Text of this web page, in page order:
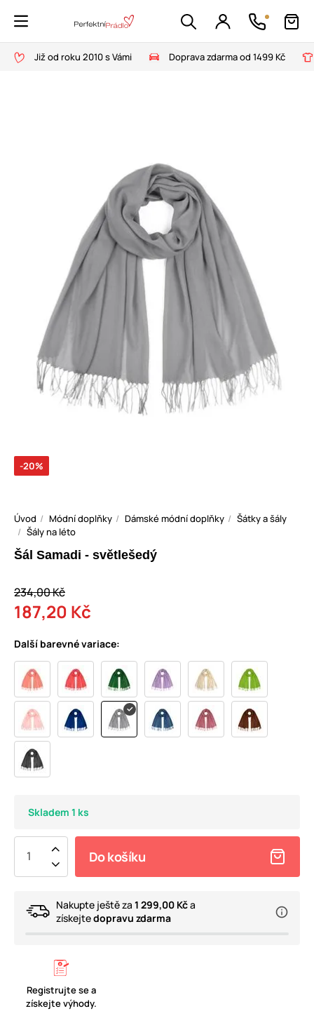
Již od roku 2010 s Vámi Doprava zdarma od 1499 Kč
-20%
Úvod Módní doplňky Dámské módní doplňky
Šátky a šály
Šály na léto
Šál Samadi - světlešedý
234,00 Kč
187,20 Kč
Další barevné variace:
Skladem 1 ks
Do košíku
Nakupte ještě za 1 299,00 Kča
získejtedopravu zdarma
Registrujte se a
získejte výhody.